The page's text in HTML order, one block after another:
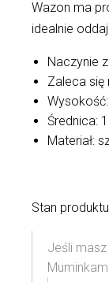
Wazon ma
idealnie
Naczynie
Zaleca się
Średnica:
Materiał:
Stan
Jeśli